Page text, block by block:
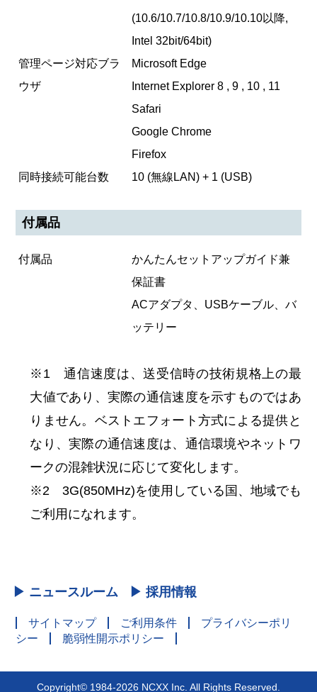
(10.6/10.7/10.8/10.9/10.10以降,
Intel 32bit/64bit)
管理ページ対応ブラ
ウザ
Microsoft Edge
Internet Explorer 8 , 9 , 10 , 11
Safari
Google Chrome
Firefox
同時接続可能台数
10 (無線LAN) + 1 (USB)
付属品
付属品
かんたんセットアップガイド兼
保証書
ACアダプタ、USBケーブル、バ
ッテリー
※1 通信速度は、送受信時の技術規格上の最
大値であり、実際の通信速度を示すものではあ
りません。ベストエフォート方式による提供と
なり、実際の通信速度は、通信環境やネットワ
ークの混雑状況に応じて変化します。
※2 3G(850MHz)を使用している国、地域でも
ご利用になれます。
▶ ニュースルーム ▶ 採用情報
サイトマップ ご利用条件
プライバシーポリ
シー
脆弱性開示ポリシー
Copyright© 1984-2026 NCXX Inc. All Rights Reserved.